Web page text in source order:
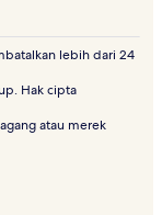
lebih dari 24
Hak cipta
atau merek